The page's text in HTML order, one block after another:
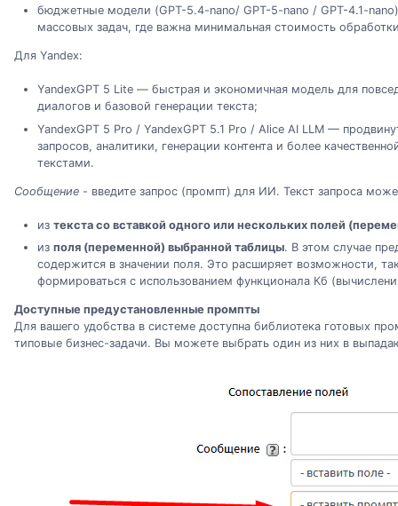
бюджетные модели (GPT-5.4-nano/ GPT-5-nano / GPT-4.1-
массовых задач, где важна минимальная стоимость
Для Yandex:
YandexGPT 5 Lite — быстрая и экономичная модель для
диалогов и базовой генерации текста;
YandexGPT 5 Pro / YandexGPT 5.1 Pro / Alice AI LLM —
запросов, аналитики, генерации контента и более
текстами.
Сообщение - введите запрос (промпт) для ИИ. Текст запроса
из текста со вставкой одного или нескольких полей
из поля (переменной) выбранной таблицы. В этом случае
содержится в значении поля. Это расширяет возможности,
формироваться с использованием функционала Кб
Доступные предустановленные промпты
Для вашего удобства в системе доступна библиотека готовых
типовые бизнес-задачи. Вы можете выбрать один из них в